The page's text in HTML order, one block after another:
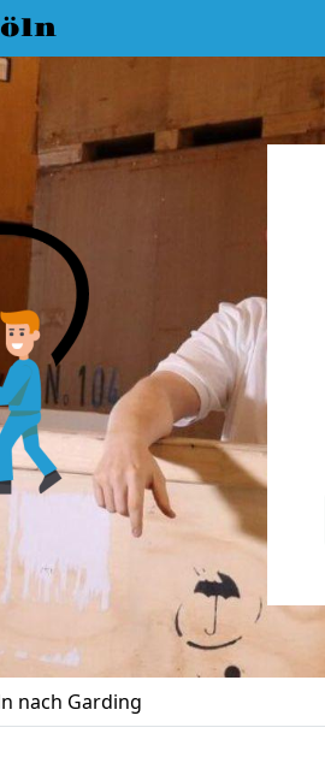
nach Garding